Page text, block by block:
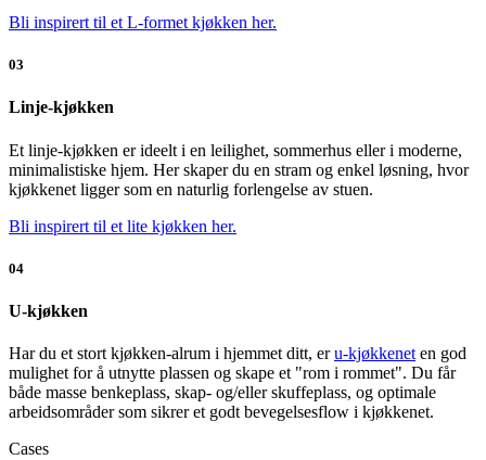
Bli inspirert til et L-formet kjøkken her.
03
Linje-kjøkken
Et linje-kjøkken er ideelt i en leilighet, sommerhus eller i moderne,
minimalistiske hjem. Her skaper du en stram og enkel løsning, hvor
kjøkkenet ligger som en naturlig forlengelse av stuen.
Bli inspirert til et lite kjøkken her.
04
U-kjøkken
Har du et stort kjøkken-alrum i hjemmet ditt, eru-kjøkkenet en god
mulighet for å utnytte plassen og skape et "rom i rommet". Du får
både masse benkeplass, skap- og/eller skuffeplass, og optimale
arbeidsområder som sikrer et godt bevegelsesflow i kjøkkenet.
Cases